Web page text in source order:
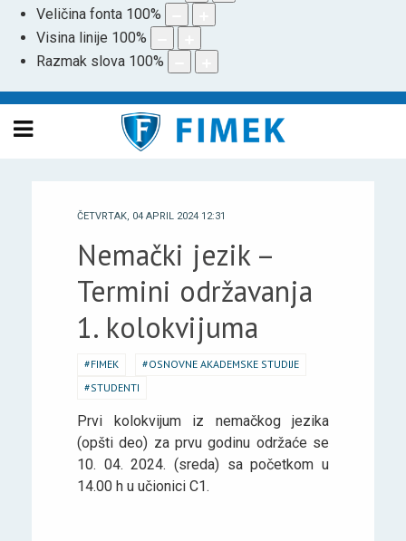
Veličina fonta 100%
Visina linije 100%
Razmak slova 100%
ČETVRTAK, 04 APRIL 2024 12:31
Nemački jezik –
Termini održavanja
1. kolokvijuma
FIMEK
OSNOVNE AKADEMSKE STUDIJE
STUDENTI
Prvi kolokvijum iz nemačkog jezika
(opšti deo) za prvu godinu održaće se
10. 04. 2024. (sreda) sa početkom u
14.00 h u učionici C1.